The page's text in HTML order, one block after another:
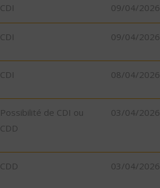
CDI 09/04/2026
CDI 09/04/2026
CDI 08/04/2026
Possibilité de CDI ou
CDD
03/04/2026
CDD 03/04/2026